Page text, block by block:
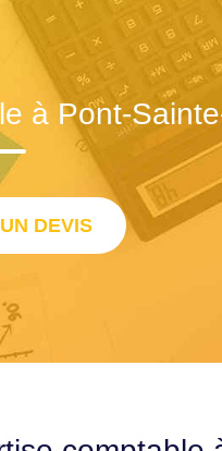
à Pont-
DEVIS